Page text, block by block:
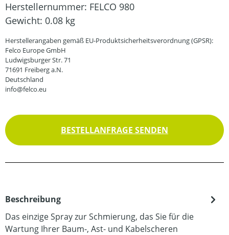
Herstellernummer: FELCO 980
Gewicht: 0.08 kg
Herstellerangaben gemäß EU-Produktsicherheitsverordnung (GPSR):
Felco Europe GmbH
Ludwigsburger Str. 71
71691 Freiberg a.N.
Deutschland
info@felco.eu
BESTELLANFRAGE SENDEN
Beschreibung
Das einzige Spray zur Schmierung, das Sie für die
Wartung Ihrer Baum-, Ast- und Kabelscheren